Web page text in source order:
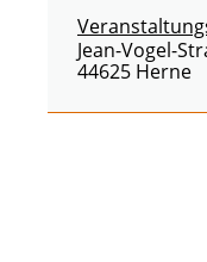
Jean-Vogel-
44625 Herne